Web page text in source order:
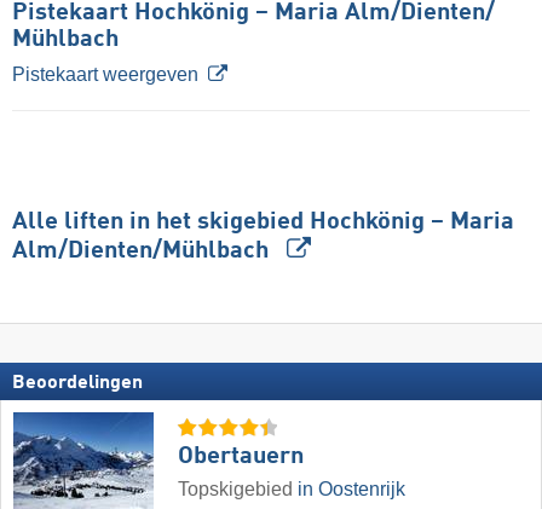
Pistekaart Hochkönig – Maria Alm/​Dienten/​
Mühlbach
Pistekaart weergeven
Alle liften in het skigebied Hochkönig – Maria
Alm/​Dienten/​Mühlbach
Beoordelingen
Obertauern
Topskigebied in Oostenrijk